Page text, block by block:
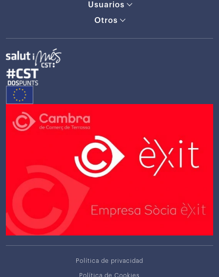
Usuarios
Otros
Política de privacidad
Política de Cookies